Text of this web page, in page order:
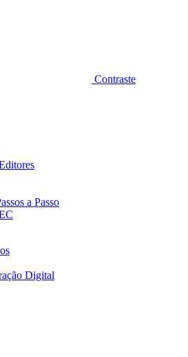
Contraste
a Passo
Digital